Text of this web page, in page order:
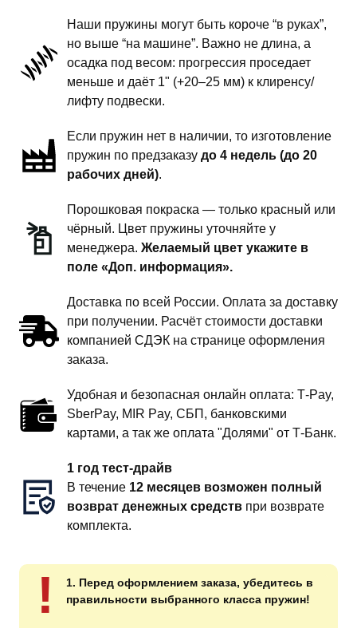
пружины
сток
Наши пружины могут быть короче “в руках”,
но выше “на машине”. Важно не длина, а
осадка под весом: прогрессия проседает
меньше и даёт 1" (+20–25 мм) к клиренсу/
лифту подвески.
Если пружин нет в наличии, то изготовление
пружин по предзаказу до 4 недель (до 20
рабочих дней).
Порошковая покраска — только красный или
чёрный. Цвет пружины уточняйте у
менеджера. Желаемый цвет укажите в
поле «Доп. информация».
Доставка по всей России. Оплата за доставку
при получении. Расчёт стоимости доставки
компанией СДЭК на странице оформления
заказа.
Удобная и безопасная онлайн оплата: T‑Pay,
SberPay, MIR Pay, СБП, банковскими
картами, а так же оплата "Долями" от Т-Банк.
1 год тест-драйв
В течение 12 месяцев возможен полный
возврат денежных средств при возврате
комплекта.
!
1. Перед оформлением заказа, убедитесь в
правильности выбранного класса пружин!